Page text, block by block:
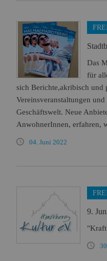
Das
für
sich Berichte,akribisch und
Vereinsveranstaltungen
Geschäftswelt. Neue
AnwohnerInnen, erfahren,
04. Juni 2022
9.